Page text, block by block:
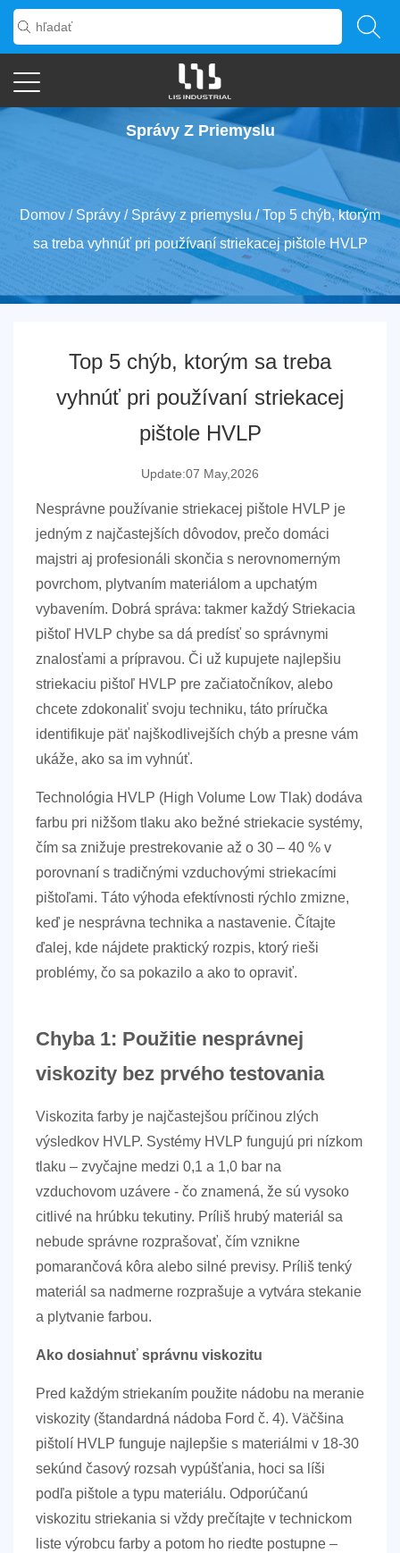
Správy Z Priemyslu
Domov / Správy / Správy z priemyslu /Top 5 chýb, ktorým
sa treba vyhnúť pri používaní striekacej pištole HVLP
Top 5 chýb, ktorým sa treba
vyhnúť pri používaní striekacej
pištole HVLP
Update:07 May,2026
Nesprávne používanie striekacej pištole HVLP je
jedným z najčastejších dôvodov, prečo domáci
majstri aj profesionáli skončia s nerovnomerným
povrchom, plytvaním materiálom a upchatým
vybavením. Dobrá správa: takmer každý Striekacia
pištoľ HVLP chybe sa dá predísť so správnymi
znalosťami a prípravou. Či už kupujete najlepšiu
striekaciu pištoľ HVLP pre začiatočníkov, alebo
chcete zdokonaliť svoju techniku, táto príručka
identifikuje päť najškodlivejších chýb a presne vám
ukáže, ako sa im vyhnúť.
Technológia HVLP (High Volume Low Tlak) dodáva
farbu pri nižšom tlaku ako bežné striekacie systémy,
čím sa znižuje prestrekovanie až o 30 – 40 % v
porovnaní s tradičnými vzduchovými striekacími
pištoľami. Táto výhoda efektívnosti rýchlo zmizne,
keď je nesprávna technika a nastavenie. Čítajte
ďalej, kde nájdete praktický rozpis, ktorý rieši
problémy, čo sa pokazilo a ako to opraviť.
Chyba 1: Použitie nesprávnej
viskozity bez prvého testovania
Viskozita farby je najčastejšou príčinou zlých
výsledkov HVLP. Systémy HVLP fungujú pri nízkom
tlaku – zvyčajne medzi 0,1 a 1,0 bar na
vzduchovom uzávere - čo znamená, že sú vysoko
citlivé na hrúbku tekutiny. Príliš hrubý materiál sa
nebude správne rozprašovať, čím vznikne
pomarančová kôra alebo silné previsy. Príliš tenký
materiál sa nadmerne rozprašuje a vytvára stekanie
a plytvanie farbou.
Ako dosiahnuť správnu viskozitu
Pred každým striekaním použite nádobu na meranie
viskozity (štandardná nádoba Ford č. 4). Väčšina
pištolí HVLP funguje najlepšie s materiálmi v 18-30
sekúnd časový rozsah vypúšťania, hoci sa líši
podľa pištole a typu materiálu. Odporúčanú
viskozitu striekania si vždy prečítajte v technickom
liste výrobcu farby a potom ho riedte postupne –